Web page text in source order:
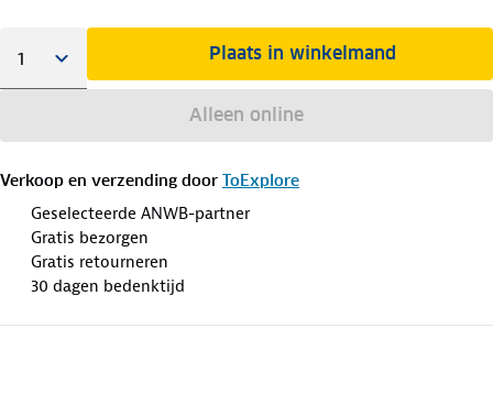
Plaats in winkelmand
Alleen online
Verkoop en verzending door ToExplore
Geselecteerde ANWB-partner
Gratis bezorgen
Gratis retourneren
30 dagen bedenktijd